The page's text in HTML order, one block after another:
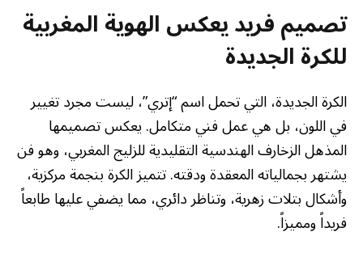
تصميم فريد يعكس الهوية المغربية
للكرة الجديدة
الكرة الجديدة، التي تحمل اسم “إتري”، ليست مجرد تغيير
في اللون، بل هي عمل فني متكامل. يعكس تصميمها
المذهل الزخارف الهندسية التقليدية للزليج المغربي، وهو فن
يشتهر بجمالياته المعقدة ودقته. تتميز الكرة بنجمة مركزية،
وأشكال بتلات زهرية، وتناظر دائري، مما يضفي عليها طابعاً
فريداً ومميزاً.